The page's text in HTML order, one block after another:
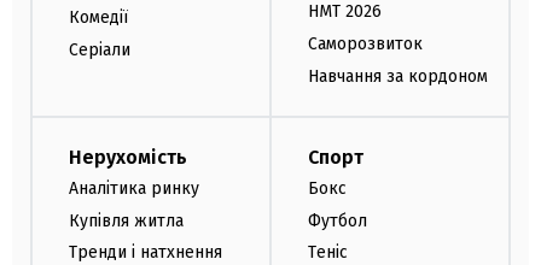
Комедії
Серіали
НМТ 2026
Саморозвиток
Навчання за кордоном
Нерухомість
Аналітика ринку
Купівля житла
Тренди і натхнення
Спорт
Бокс
Футбол
Теніс